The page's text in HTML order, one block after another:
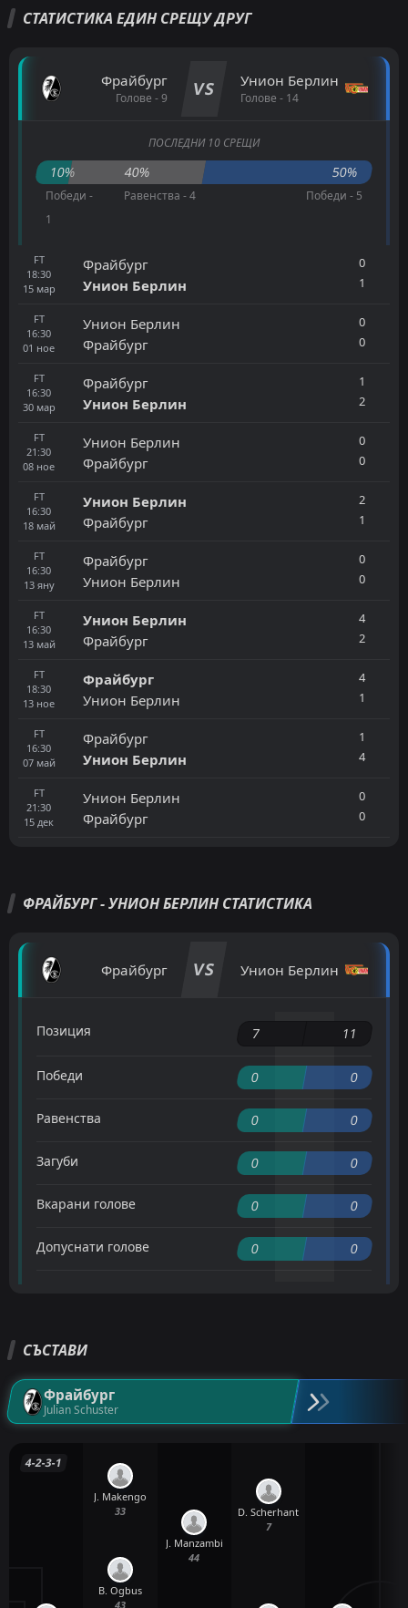
СТАТИСТИКА ЕДИН СРЕЩУ ДРУГ
Фрайбург
Голове - 9 VS Унион Берлин
Голове - 14
ПОСЛЕДНИ 10 СРЕЩИ
10% 40% 50%
Победи -
1
Равенства - 4 Победи - 5
FT
18:30
15 мар
Фрайбург
Унион Берлин
0
1
FT
16:30
01 ное
Унион Берлин
Фрайбург
0
0
FT
16:30
30 мар
Фрайбург
Унион Берлин
1
2
FT
21:30
08 ное
Унион Берлин
Фрайбург
0
0
FT
16:30
18 май
Унион Берлин
Фрайбург
2
1
FT
16:30
13 яну
Фрайбург
Унион Берлин
0
0
FT
16:30
13 май
Унион Берлин
Фрайбург
4
2
FT
18:30
13 ное
Фрайбург
Унион Берлин
4
1
FT
16:30
07 май
Фрайбург
Унион Берлин
1
4
FT
21:30
15 дек
Унион Берлин
Фрайбург
0
0
ФРАЙБУРГ - УНИОН БЕРЛИН СТАТИСТИКА
Фрайбург VS Унион Берлин
Позиция 7 11
Победи 0 0
Равенства 0 0
Загуби 0 0
Вкарани голове 0 0
Допуснати голове 0 0
СЪСТАВИ
Фрайбург
Julian Schuster
4-2-3-1
B. Ogbus
43
J. Makengo
33
J. Manzambi
44
D. Scherhant
7